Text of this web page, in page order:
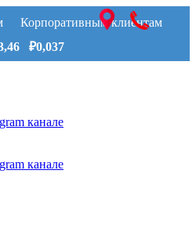
Корпоративным клиентам
₽0,037
канале
канале